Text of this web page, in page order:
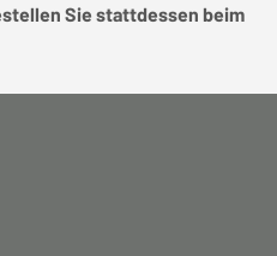
Sie stattdessen beim